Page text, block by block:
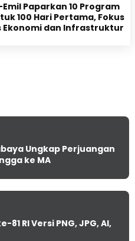
Paparkan 10 Program
100 Hari Pertama, Fokus
Ekonomi dan Infrastruktur
Ungkap Perjuangan
ke MA
81 RI Versi PNG, JPG, AI,